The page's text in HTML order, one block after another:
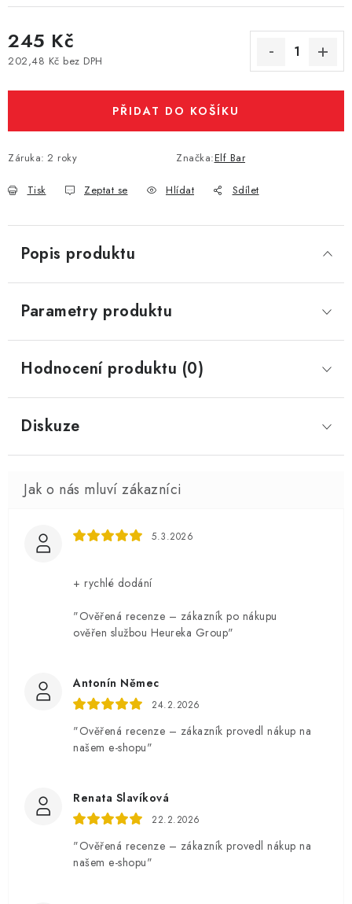
245 Kč
202,48 Kč bez DPH
PŘIDAT DO KOŠÍKU
Záruka: 2 roky Značka:Elf Bar
Tisk Zeptat se Hlídat Sdílet
Popis produktu
Parametry produktu
Hodnocení produktu (0)
Diskuze
5.3.2026
+ rychlé dodání
"Ověřená recenze – zákazník po nákupu
ověřen službou Heureka Group"
Antonín Němec
24.2.2026
"Ověřená recenze – zákazník provedl nákup na
našem e-shopu"
Renata Slavíková
22.2.2026
"Ověřená recenze – zákazník provedl nákup na
našem e-shopu"